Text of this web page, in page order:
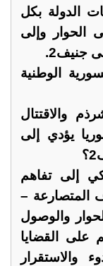
الدولة بكل
الحوار وإلى
جنيف2.
الوطنية
والاقتتال
يؤدي إلى
إلى تفاهم
المتصارعة –
والوصول
على القضايا
والاستقرار